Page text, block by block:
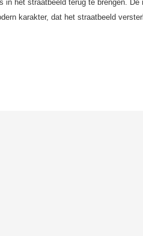
het straatbeeld terug te brengen.
karakter, dat het straatbeeld